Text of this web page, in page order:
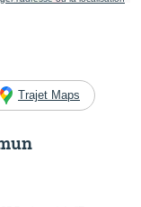
Trajet Maps